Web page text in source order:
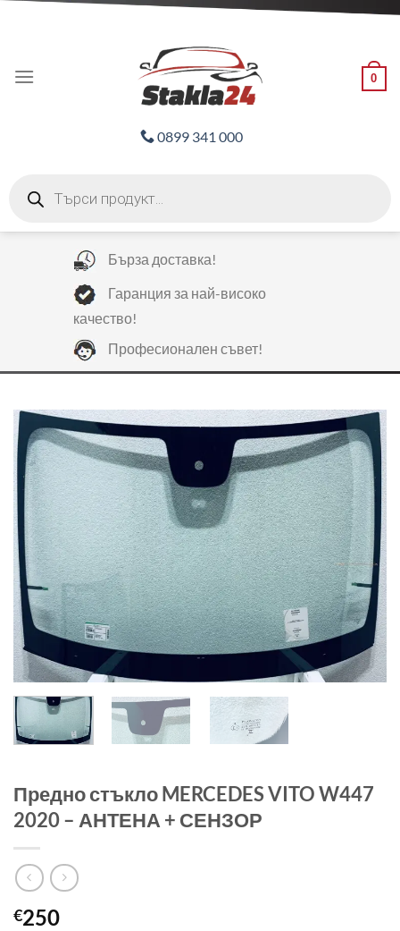
0
0899 341 000
search
Бърза доставка!
Гаранция за най-високо
качество!
Професионален съвет!
Предно стъкло MERCEDES VITO W447
2020 – АНТЕНА + СЕНЗОР
€250